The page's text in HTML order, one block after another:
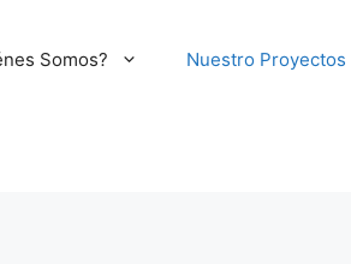
Somos? Nuestro Proyectos